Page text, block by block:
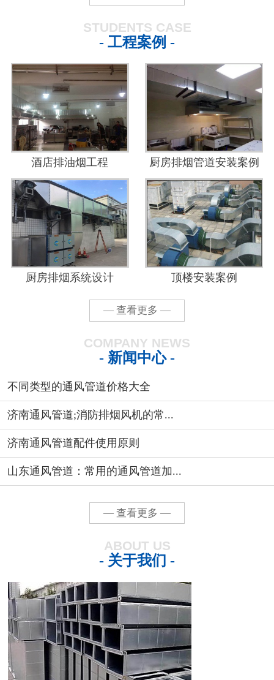
STUDENTS CASE
- 工程案例 -
酒店排油烟工程 厨房排烟管道安装案例
厨房排烟系统设计 顶楼安装案例
— 查看更多 —
COMPANY NEWS
- 新闻中心 -
不同类型的通风管道价格大全
济南通风管道;消防排烟风机的常...
济南通风管道配件使用原则
山东通风管道：常用的通风管道加...
— 查看更多 —
ABOUT US
- 关于我们 -